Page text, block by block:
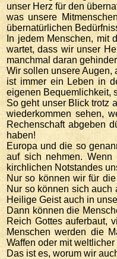
unser Herz für den
was unsere
übernatürlichen
In jedem Menschen, mit
wartet, dass wir unser
manchmal daran
Wir sollen unsere Augen,
ist immer ein Leben in
eigenen Bequemlichkeit,
So geht unser Blick trotz
wiederkommen sehen,
Rechenschaft abgeben
haben!
Europa und die so
auf sich nehmen.
kirchlichen Notstandes
Nur so können wir für
Nur so können sich
Heilige Geist auch in
Dann können die
Reich Gottes auferbaut,
Menschen werden die
Waffen oder mit
Das ist es, worum wir